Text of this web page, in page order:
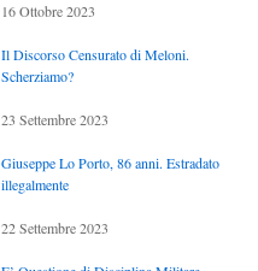
16 Ottobre 2023
Il Discorso Censurato di Meloni.
Scherziamo?
23 Settembre 2023
Giuseppe Lo Porto, 86 anni. Estradato
illegalmente
22 Settembre 2023